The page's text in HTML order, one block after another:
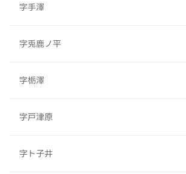
字手澤
字兎鹿ノ平
字栃澤
字戸津原
字ト子井